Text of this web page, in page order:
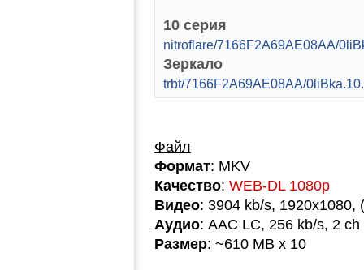
10 серия
nitroflare/7166F2A69AE08AA/
Зеркало
trbt/7166F2A69AE08AA/
Файл
Формат: MKV
Качество: WEB-DL 1080p
Видео: 3904 kb/s, 1920x1080,
Аудио: AAC LC, 256 kb/s, 2 ch
Размер: ~610 MB x 10